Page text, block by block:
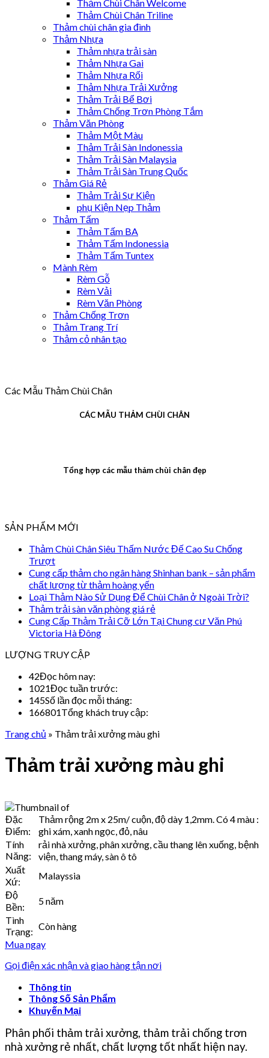
Thảm Chùi Chân Welcome
Thảm Chùi Chân Triline
Thảm chùi chân gia đình
Thảm Nhựa
Thảm nhựa trải sàn
Thảm Nhựa Gai
Thảm Nhựa Rối
Thảm Nhựa Trải Xưởng
Thảm Trải Bể Bơi
Thảm Chống Trơn Phòng Tắm
Thảm Văn Phòng
Thảm Một Màu
Thảm Trải Sàn Indonessia
Thảm Trải Sàn Malaysia
Thảm Trải Sàn Trung Quốc
Thảm Giá Rẻ
Thảm Trải Sự Kiện
phụ Kiện Nẹp Thảm
Thảm Tấm
Thảm Tấm BA
Thảm Tấm Indonessia
Thảm Tấm Tuntex
Mành Rèm
Rèm Gỗ
Rèm Vải
Rèm Văn Phòng
Thảm Chống Trơn
Thảm Trang Trí
Thảm cỏ nhân tạo
Các Mẫu Thảm Chùi Chân
CÁC MẪU THẢM CHÙI CHÂN
Tổng hợp các mẫu thảm chùi chân đẹp
SẢN PHẨM MỚI
Thảm Chùi Chân Siêu Thấm Nước Đế Cao Su Chống
Trượt
Cung cấp thảm cho ngân hàng Shinhan bank – sản phẩm
chất lượng từ thảm hoàng yến
Loại Thảm Nào Sử Dụng Để Chùi Chân ở Ngoài Trời?
Thảm trải sàn văn phòng giá rẻ
Cung Cấp Thảm Trải Cỡ Lớn Tại Chung cư Văn Phú
Victoria Hà Đông
LƯỢNG TRUY CẬP
42Đọc hôm nay:
1021Đọc tuần trước:
145Số lần đọc mỗi tháng:
166801Tổng khách truy cập:
Trang chủ » Thảm trải xưởng màu ghi
Thảm trải xưởng màu ghi
Đặc
Điểm:
Thảm rộng 2m x 25m/ cuộn, độ dày 1,2mm. Có 4 màu :
ghi xám, xanh ngọc, đỏ, nâu
Tính
Năng:
rải nhà xưởng, phân xưởng, cầu thang lên xuống, bệnh
viện, thang máy, sàn ô tô
Xuất
Xứ:
Malayssia
Độ
Bền:
5 năm
Tình
Trạng: Còn hàng
Mua ngay
Gọi điện xác nhận và giao hàng tận nơi
Thông tin
Thông Số Sản Phẩm
Khuyến Mại
Phân phối thảm trải xưởng, thảm trải chống trơn
nhà xưởng rẻ nhất, chất lượng tốt nhất hiện nay.